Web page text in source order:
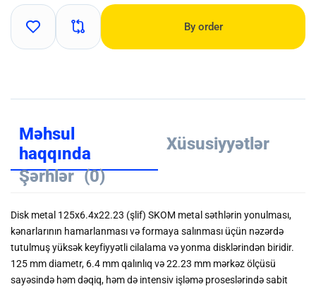
By order
Məhsul
haqqında
Xüsusiyyətlər
Şərhlər (0)
Disk metal 125x6.4x22.23 (şlif) SKOM metal səthlərin yonulması,
kənarlarının hamarlanması və formaya salınması üçün nəzərdə
tutulmuş yüksək keyfiyyətli cilalama və yonma disklərindən biridir.
125 mm diametr, 6.4 mm qalınlıq və 22.23 mm mərkəz ölçüsü
sayəsində həm dəqiq, həm də intensiv işləmə proseslərində sabit